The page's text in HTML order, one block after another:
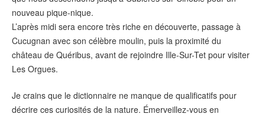
nouveau pique-nique.
L’après midi sera encore très riche en découverte, passage à
Cucugnan avec son célèbre moulin, puis la proximité du
château de Quéribus, avant de rejoindre Ille-Sur-Tet pour visiter
Les Orgues.
Je crains que le dictionnaire ne manque de qualificatifs pour
décrire ces curiosités de la nature. Émerveillez-vous en